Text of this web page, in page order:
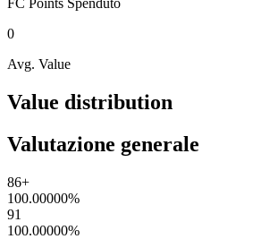
FC Points Spenduto
0
Avg. Value
Value distribution
Valutazione generale
86+
100.00000%
91
100.00000%